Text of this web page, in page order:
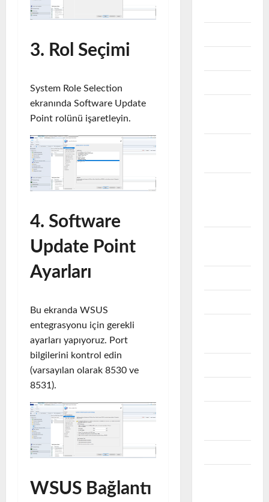
3. Rol Seçimi
System Role Selection
ekranında Software Update
Point rolünü işaretleyin.
4. Software
Update Point
Ayarları
Bu ekranda WSUS
entegrasyonu için gerekli
ayarları yapıyoruz. Port
bilgilerini kontrol edin
(varsayılan olarak 8530 ve
8531).
WSUS Bağlantı